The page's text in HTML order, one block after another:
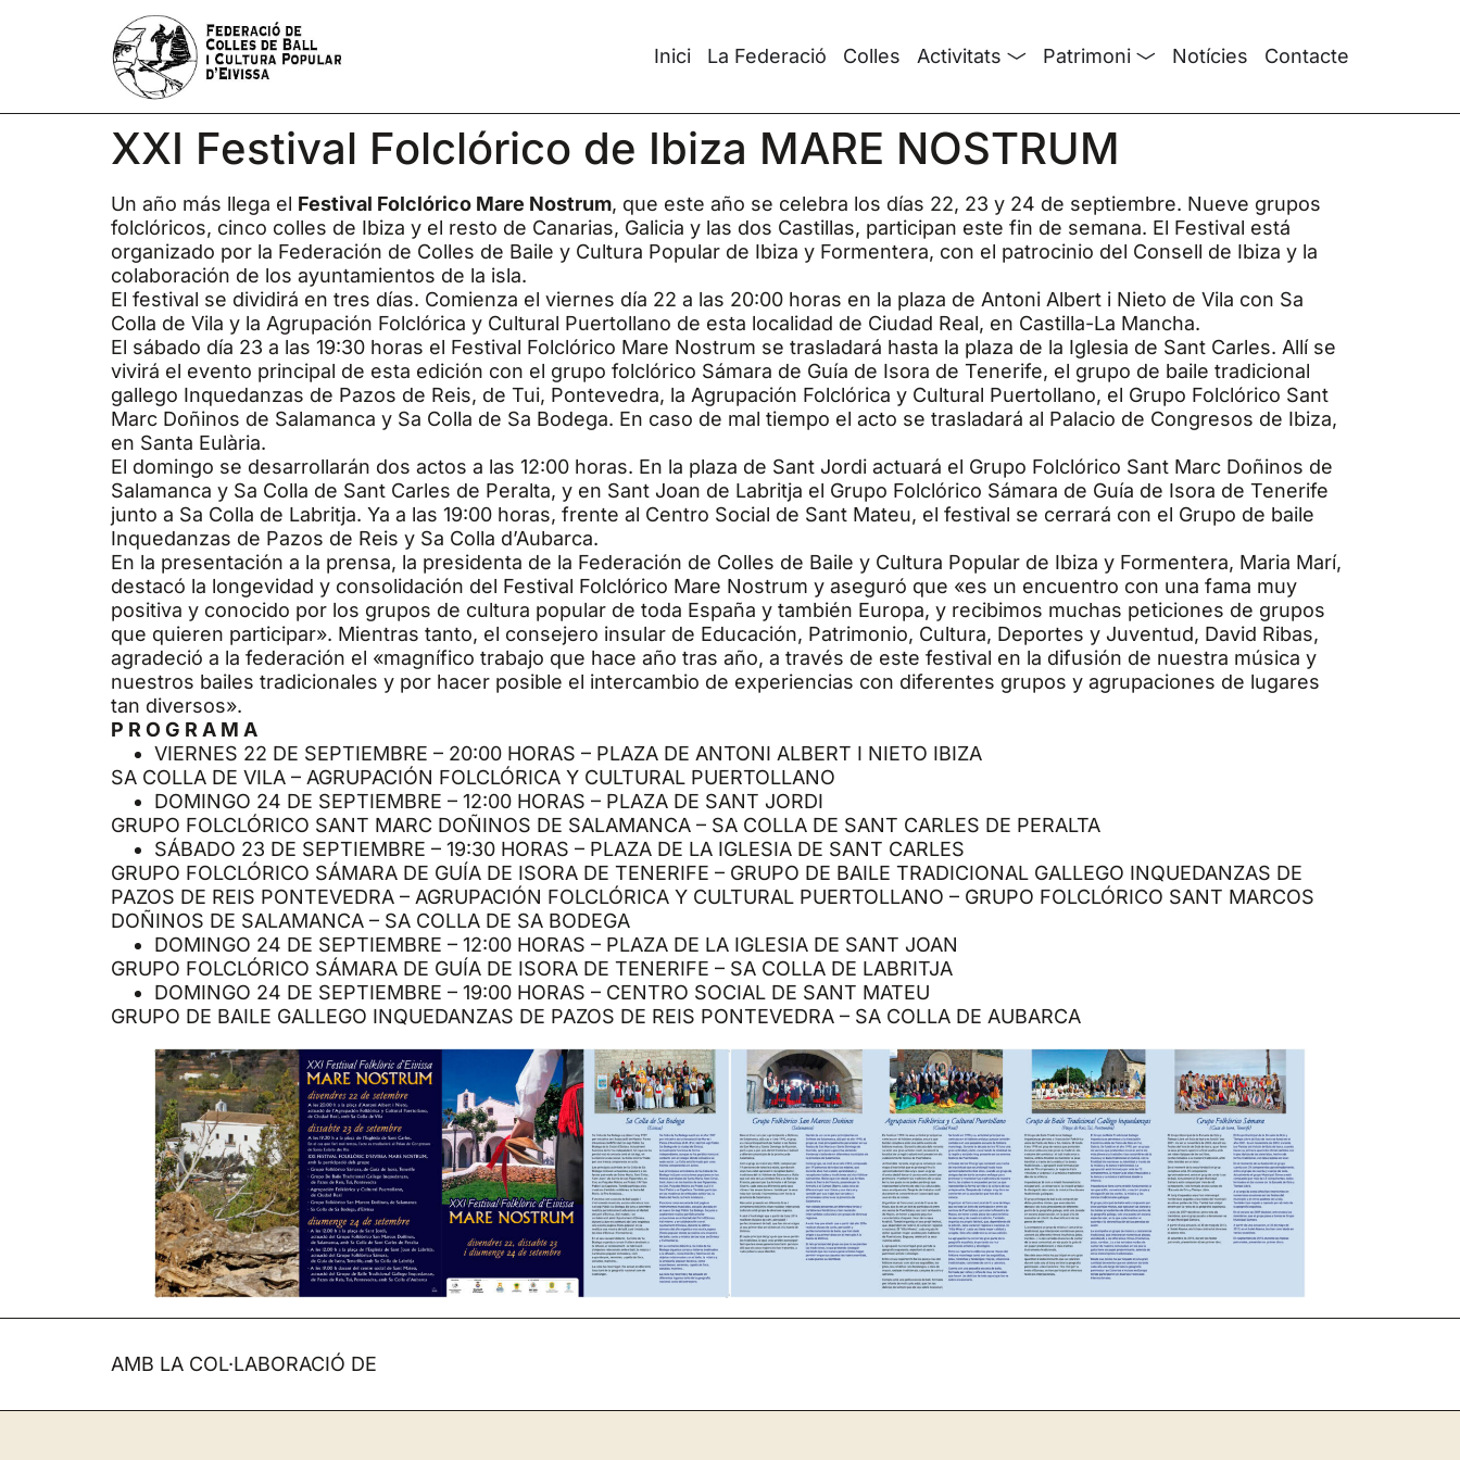
Inici La Federació Colles Activitats Patrimoni Notícies Contacte
XXI Festival Folclórico de Ibiza MARE NOSTRUM
Un año más llega el Festival Folclórico Mare Nostrum, que este año se celebra los días 22, 23 y 24 de septiembre. Nueve grupos
folclóricos, cinco colles de Ibiza y el resto de Canarias, Galicia y las dos Castillas, participan este fin de semana. El Festival está
organizado por la Federación de Colles de Baile y Cultura Popular de Ibiza y Formentera, con el patrocinio del Consell de Ibiza y la
colaboración de los ayuntamientos de la isla.
El festival se dividirá en tres días. Comienza el viernes día 22 a las 20:00 horas en la plaza de Antoni Albert i Nieto de Vila con Sa
Colla de Vila y la Agrupación Folclórica y Cultural Puertollano de esta localidad de Ciudad Real, en Castilla-La Mancha.
El sábado día 23 a las 19:30 horas el Festival Folclórico Mare Nostrum se trasladará hasta la plaza de la Iglesia de Sant Carles. Allí se
vivirá el evento principal de esta edición con el grupo folclórico Sámara de Guía de Isora de Tenerife, el grupo de baile tradicional
gallego Inquedanzas de Pazos de Reis, de Tui, Pontevedra, la Agrupación Folclórica y Cultural Puertollano, el Grupo Folclórico Sant
Marc Doñinos de Salamanca y Sa Colla de Sa Bodega. En caso de mal tiempo el acto se trasladará al Palacio de Congresos de Ibiza,
en Santa Eulària.
El domingo se desarrollarán dos actos a las 12:00 horas. En la plaza de Sant Jordi actuará el Grupo Folclórico Sant Marc Doñinos de
Salamanca y Sa Colla de Sant Carles de Peralta, y en Sant Joan de Labritja el Grupo Folclórico Sámara de Guía de Isora de Tenerife
junto a Sa Colla de Labritja. Ya a las 19:00 horas, frente al Centro Social de Sant Mateu, el festival se cerrará con el Grupo de baile
Inquedanzas de Pazos de Reis y Sa Colla d’Aubarca.
En la presentación a la prensa, la presidenta de la Federación de Colles de Baile y Cultura Popular de Ibiza y Formentera, Maria Marí,
destacó la longevidad y consolidación del Festival Folclórico Mare Nostrum y aseguró que «es un encuentro con una fama muy
positiva y conocido por los grupos de cultura popular de toda España y también Europa, y recibimos muchas peticiones de grupos
que quieren participar». Mientras tanto, el consejero insular de Educación, Patrimonio, Cultura, Deportes y Juventud, David Ribas,
agradeció a la federación el «magnífico trabajo que hace año tras año, a través de este festival en la difusión de nuestra música y
nuestros bailes tradicionales y por hacer posible el intercambio de experiencias con diferentes grupos y agrupaciones de lugares
tan diversos».
P R O G R A M A
VIERNES 22 DE SEPTIEMBRE – 20:00 HORAS – PLAZA DE ANTONI ALBERT I NIETO IBIZA
SA COLLA DE VILA – AGRUPACIÓN FOLCLÓRICA Y CULTURAL PUERTOLLANO
DOMINGO 24 DE SEPTIEMBRE – 12:00 HORAS – PLAZA DE SANT JORDI
GRUPO FOLCLÓRICO SANT MARC DOÑINOS DE SALAMANCA – SA COLLA DE SANT CARLES DE PERALTA
SÁBADO 23 DE SEPTIEMBRE – 19:30 HORAS – PLAZA DE LA IGLESIA DE SANT CARLES
GRUPO FOLCLÓRICO SÁMARA DE GUÍA DE ISORA DE TENERIFE – GRUPO DE BAILE TRADICIONAL GALLEGO INQUEDANZAS DE
PAZOS DE REIS PONTEVEDRA – AGRUPACIÓN FOLCLÓRICA Y CULTURAL PUERTOLLANO – GRUPO FOLCLÓRICO SANT MARCOS
DOÑINOS DE SALAMANCA – SA COLLA DE SA BODEGA
DOMINGO 24 DE SEPTIEMBRE – 12:00 HORAS – PLAZA DE LA IGLESIA DE SANT JOAN
GRUPO FOLCLÓRICO SÁMARA DE GUÍA DE ISORA DE TENERIFE – SA COLLA DE LABRITJA
DOMINGO 24 DE SEPTIEMBRE – 19:00 HORAS – CENTRO SOCIAL DE SANT MATEU
GRUPO DE BAILE GALLEGO INQUEDANZAS DE PAZOS DE REIS PONTEVEDRA – SA COLLA DE AUBARCA
AMB LA COL·LABORACIÓ DE